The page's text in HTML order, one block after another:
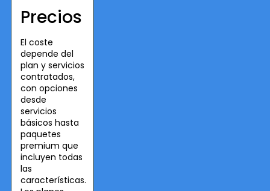
Precios
El coste
depende del
plan y servicios
contratados,
con opciones
desde
servicios
básicos hasta
paquetes
premium que
incluyen todas
las
características.